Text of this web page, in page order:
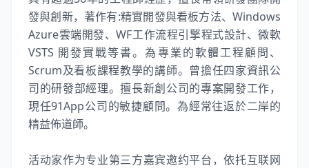
發與創新，著作有:精實開發與看板方法、Windows
Azure雲端開發、WF工作流程引擎程式設計、微軟
VSTS 開發實戰等書。為專業的軟體工程顧問、
Scrum及看板課程教學的講師。曾擔任四家資訊公
司的研發部經理。擅長新創公司的專案開發工作，
現任91App公司的敏捷顧問。為經常往返於二岸的
精益佈道師。
活动家作为专业第三方嘉宾邀约平台，依托互联网